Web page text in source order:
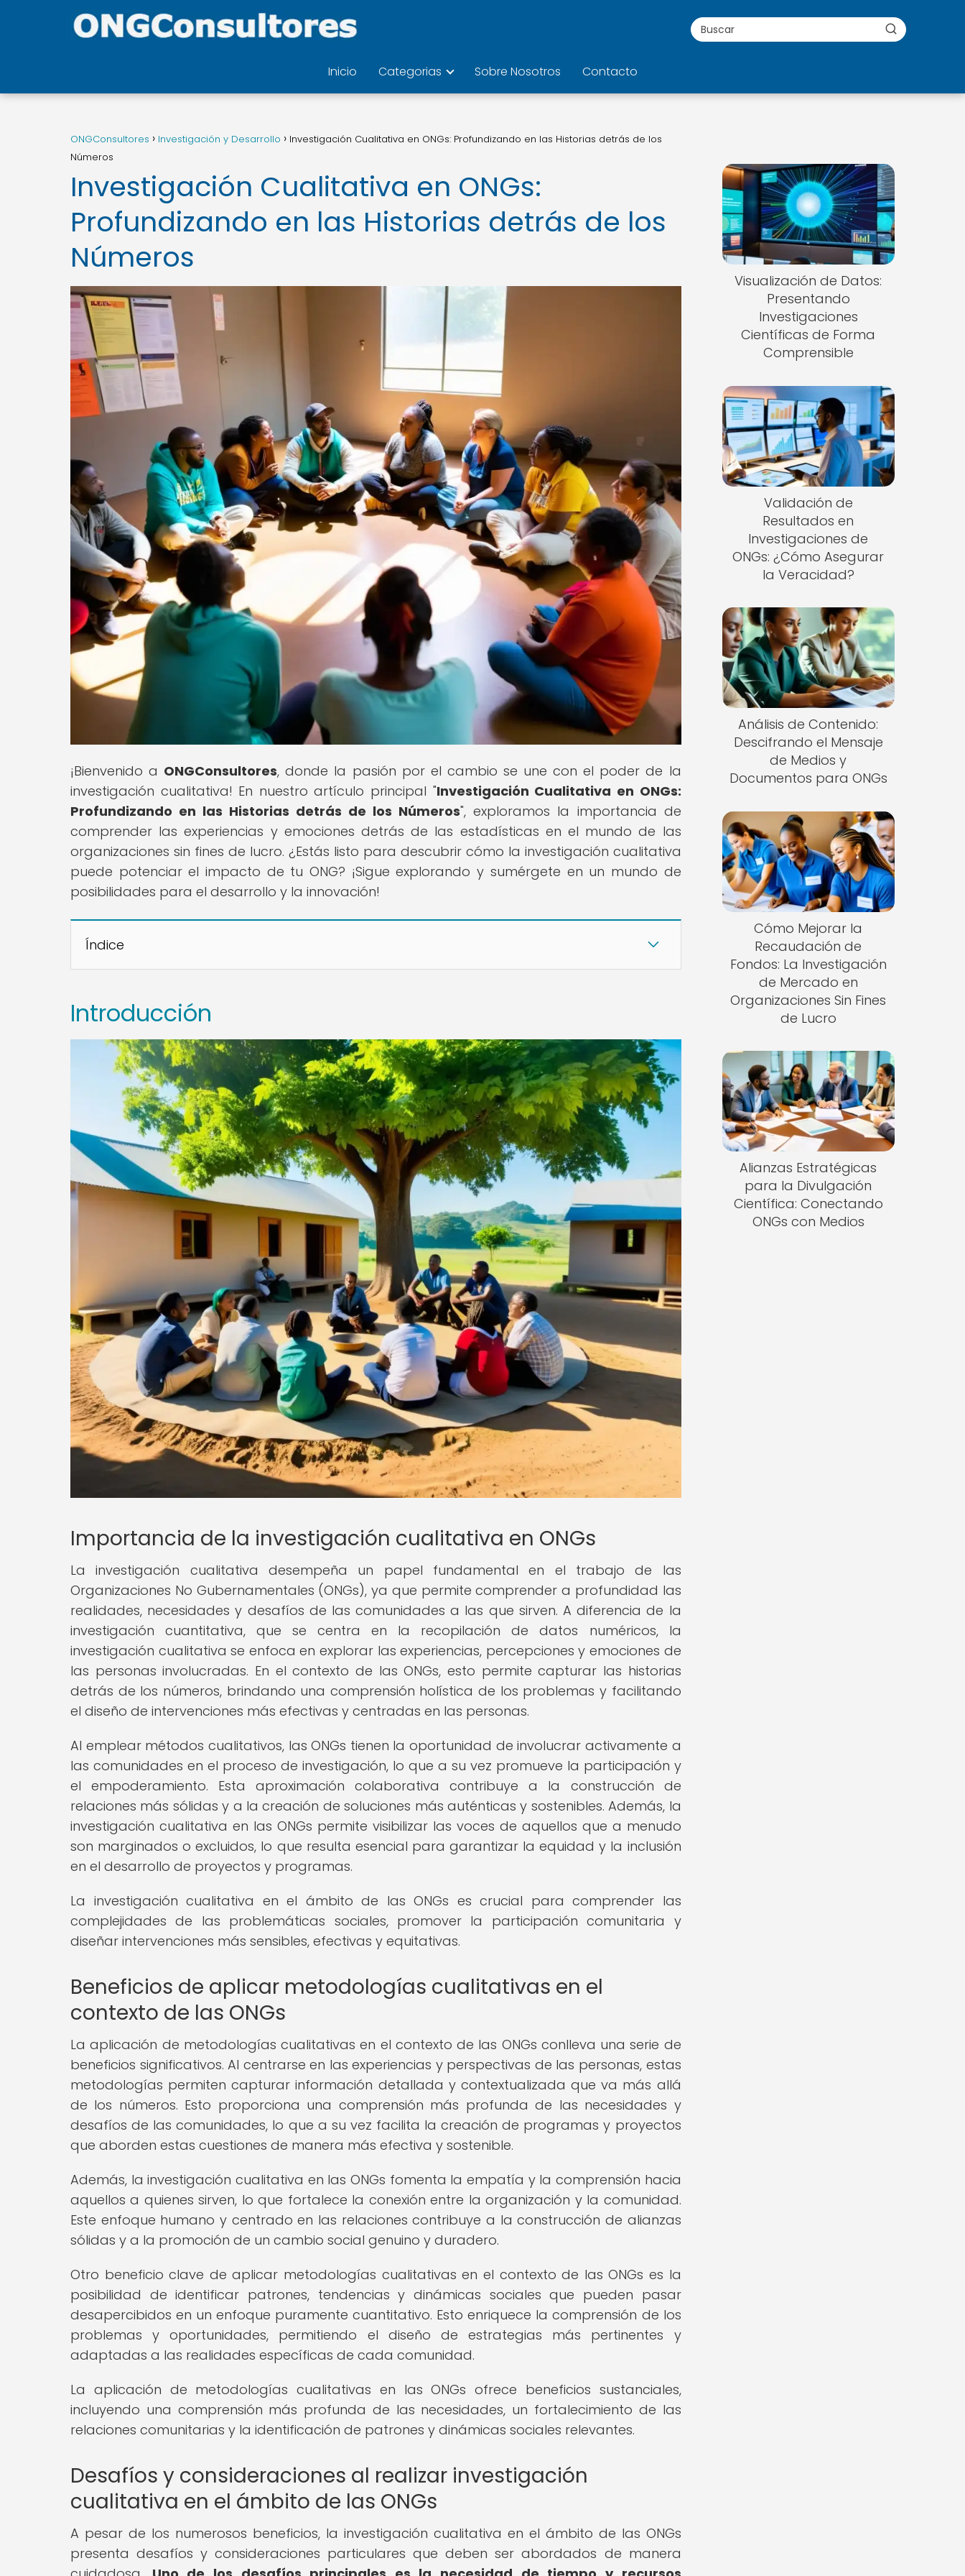
Inicio Categorias Sobre Nosotros Contacto
ONGConsultores Investigación y Desarrollo
Investigación Cualitativa en ONGs: Profundizando en las Historias detrás de los
Números
Investigación Cualitativa en ONGs:
Profundizando en las Historias detrás de los
Números
¡Bienvenido a ONGConsultores, donde la pasión por el cambio se une con el poder de la
investigación cualitativa! En nuestro artículo principal "Investigación Cualitativa en ONGs:
Profundizando en las Historias detrás de los Números", exploramos la importancia de
comprender las experiencias y emociones detrás de las estadísticas en el mundo de las
organizaciones sin fines de lucro. ¿Estás listo para descubrir cómo la investigación cualitativa
puede potenciar el impacto de tu ONG? ¡Sigue explorando y sumérgete en un mundo de
posibilidades para el desarrollo y la innovación!
Índice
Introducción
Importancia de la investigación cualitativa en ONGs
La investigación cualitativa desempeña un papel fundamental en el trabajo de las
Organizaciones No Gubernamentales (ONGs), ya que permite comprender a profundidad las
realidades, necesidades y desafíos de las comunidades a las que sirven. A diferencia de la
investigación cuantitativa, que se centra en la recopilación de datos numéricos, la
investigación cualitativa se enfoca en explorar las experiencias, percepciones y emociones de
las personas involucradas. En el contexto de las ONGs, esto permite capturar las historias
detrás de los números, brindando una comprensión holística de los problemas y facilitando
el diseño de intervenciones más efectivas y centradas en las personas.
Al emplear métodos cualitativos, las ONGs tienen la oportunidad de involucrar activamente a
las comunidades en el proceso de investigación, lo que a su vez promueve la participación y
el empoderamiento. Esta aproximación colaborativa contribuye a la construcción de
relaciones más sólidas y a la creación de soluciones más auténticas y sostenibles. Además, la
investigación cualitativa en las ONGs permite visibilizar las voces de aquellos que a menudo
son marginados o excluidos, lo que resulta esencial para garantizar la equidad y la inclusión
en el desarrollo de proyectos y programas.
La investigación cualitativa en el ámbito de las ONGs es crucial para comprender las
complejidades de las problemáticas sociales, promover la participación comunitaria y
diseñar intervenciones más sensibles, efectivas y equitativas.
Beneficios de aplicar metodologías cualitativas en el
contexto de las ONGs
La aplicación de metodologías cualitativas en el contexto de las ONGs conlleva una serie de
beneficios significativos. Al centrarse en las experiencias y perspectivas de las personas, estas
metodologías permiten capturar información detallada y contextualizada que va más allá
de los números. Esto proporciona una comprensión más profunda de las necesidades y
desafíos de las comunidades, lo que a su vez facilita la creación de programas y proyectos
que aborden estas cuestiones de manera más efectiva y sostenible.
Además, la investigación cualitativa en las ONGs fomenta la empatía y la comprensión hacia
aquellos a quienes sirven, lo que fortalece la conexión entre la organización y la comunidad.
Este enfoque humano y centrado en las relaciones contribuye a la construcción de alianzas
sólidas y a la promoción de un cambio social genuino y duradero.
Otro beneficio clave de aplicar metodologías cualitativas en el contexto de las ONGs es la
posibilidad de identificar patrones, tendencias y dinámicas sociales que pueden pasar
desapercibidos en un enfoque puramente cuantitativo. Esto enriquece la comprensión de los
problemas y oportunidades, permitiendo el diseño de estrategias más pertinentes y
adaptadas a las realidades específicas de cada comunidad.
La aplicación de metodologías cualitativas en las ONGs ofrece beneficios sustanciales,
incluyendo una comprensión más profunda de las necesidades, un fortalecimiento de las
relaciones comunitarias y la identificación de patrones y dinámicas sociales relevantes.
Desafíos y consideraciones al realizar investigación
cualitativa en el ámbito de las ONGs
A pesar de los numerosos beneficios, la investigación cualitativa en el ámbito de las ONGs
presenta desafíos y consideraciones particulares que deben ser abordados de manera
Visualización de Datos:
Presentando
Investigaciones
Científicas de Forma
Comprensible
Validación de
Resultados en
Investigaciones de
ONGs: ¿Cómo Asegurar
la Veracidad?
Análisis de Contenido:
Descifrando el Mensaje
de Medios y
Documentos para ONGs
Cómo Mejorar la
Recaudación de
Fondos: La Investigación
de Mercado en
Organizaciones Sin Fines
de Lucro
Alianzas Estratégicas
para la Divulgación
Científica: Conectando
ONGs con Medios